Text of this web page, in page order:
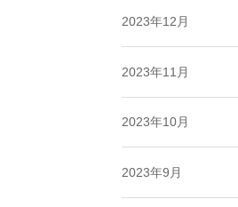
2023年12月
2023年11月
2023年10月
2023年9月